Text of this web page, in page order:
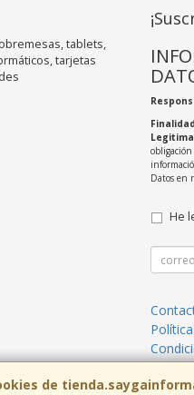
de
tablets,
tarjetas
Finalidad
obligación
Datos en
He